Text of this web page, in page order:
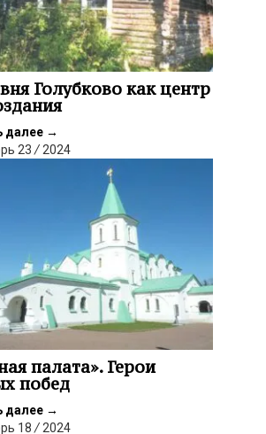
Голубково как центр
далее →
23 / 2024
палата». Герои
побед
далее →
18 / 2024